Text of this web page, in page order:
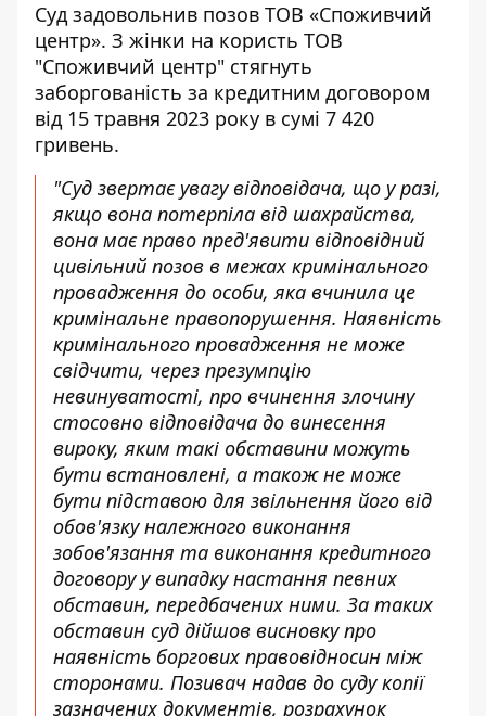
Суд задовольнив позов ТОВ «Споживчий
центр». З жінки на користь ТОВ
"Споживчий центр" стягнуть
заборгованість за кредитним договором
від 15 травня 2023 року в сумі 7 420
гривень.
"Суд звертає увагу відповідача, що у разі,
якщо вона потерпіла від шахрайства,
вона має право пред'явити відповідний
цивільний позов в межах кримінального
провадження до особи, яка вчинила це
кримінальне правопорушення. Наявність
кримінального провадження не може
свідчити, через презумпцію
невинуватості, про вчинення злочину
стосовно відповідача до винесення
вироку, яким такі обставини можуть
бути встановлені, а також не може
бути підставою для звільнення його від
обов'язку належного виконання
зобов'язання та виконання кредитного
договору у випадку настання певних
обставин, передбачених ними. За таких
обставин суд дійшов висновку про
наявність боргових правовідносин між
сторонами. Позивач надав до суду копії
зазначених документів, розрахунок